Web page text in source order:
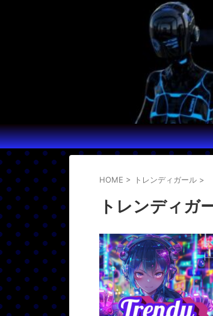
HOME > トレンディガール >
トレンディガ